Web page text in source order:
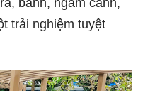
bánh, ngắm cảnh,
trải nghiệm tuyệt